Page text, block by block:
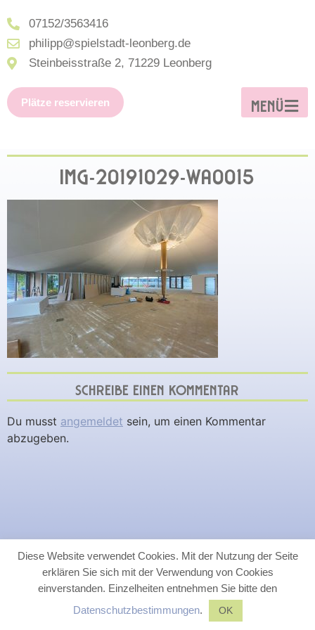
07152/3563416
philipp@spielstadt-leonberg.de
Steinbeisstraße 2, 71229 Leonberg
Plätze reservieren MENÜ
IMG-20191029-WA0015
SCHREIBE EINEN KOMMENTAR
Du musst angemeldet sein, um einen Kommentar
abzugeben.
Diese Website verwendet Cookies. Mit der Nutzung der Seite
erklären Sie sich mit der Verwendung von Cookies
einverstanden. Einzelheiten entnehmen Sie bitte den
Datenschutzbestimmungen. OK